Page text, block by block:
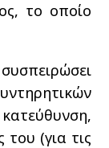
το οποίο
του (για τις